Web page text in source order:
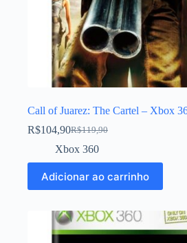
Call of Juarez: The Cartel – Xbox
R$119,90
R$104,90
Xbox 360
Adicionar ao carrinho